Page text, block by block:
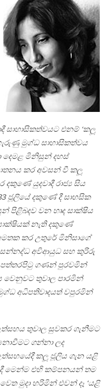
සාහාසිකත්වයට එනම් ‘කලූ
මුග්ධ සාහාසිකත්වය
දෙමළ මිනිසුන් දහස්
කර අවසන් වී කලූ
යුදවාදී රාජ්‍ය සිය
ජූලියේ දකුණේ දී සාහසික
පිළිබදව වන හෘද සාක්ෂිය
නැති දකුණේ
කර උතුරේ මිනිසාගේ
අවිආයුධ සහ කුරිරු
ගණන් පුරවමින්
වෙනුවට තුවාල පාරමින්
අධිපතිවාදයත් වපුරමින්
තුවාල සුවකර ගැනීමට
ගන්නා ලද
කලූ ජූලිය ගැන යළි
මෙන්ම එහි කම්පනයන් තම
මුදා හරිමින් එවන් දෑ ‘යළි